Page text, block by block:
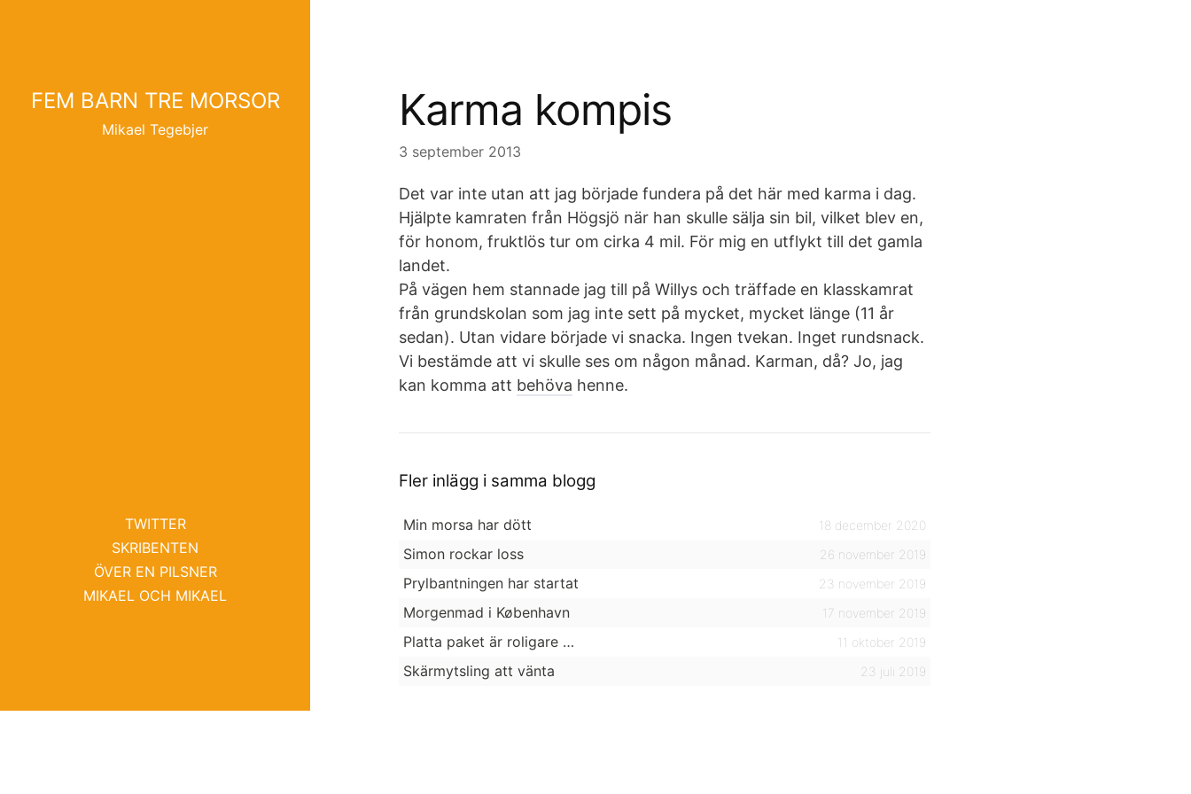
FEM BARN TRE MORSOR
Mikael Tegebjer
TWITTER
SKRIBENTEN
ÖVER EN PILSNER
MIKAEL OCH MIKAEL
Karma kompis
3 september 2013
Det var inte utan att jag började fundera på det här med karma i dag.
Hjälpte kamraten från Högsjö när han skulle sälja sin bil, vilket blev en,
för honom, fruktlös tur om cirka 4 mil. För mig en utflykt till det gamla
landet.
På vägen hem stannade jag till på Willys och träffade en klasskamrat
från grundskolan som jag inte sett på mycket, mycket länge (11 år
sedan). Utan vidare började vi snacka. Ingen tvekan. Inget rundsnack.
Vi bestämde att vi skulle ses om någon månad. Karman, då? Jo, jag
kan komma att behöva henne.
Fler inlägg i samma blogg
Min morsa har dött 18 december 2020
Simon rockar loss 26 november 2019
Prylbantningen har startat 23 november 2019
Morgenmad i København 17 november 2019
Platta paket är roligare … 11 oktober 2019
Skärmytsling att vänta 23 juli 2019